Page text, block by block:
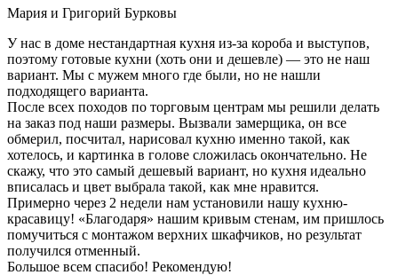
Мария и Григорий Бурковы
У нас в доме нестандартная кухня из-за короба и выступов,
поэтому готовые кухни (хоть они и дешевле) — это не наш
вариант. Мы с мужем много где были, но не нашли
подходящего варианта.
После всех походов по торговым центрам мы решили делать
на заказ под наши размеры. Вызвали замерщика, он все
обмерил, посчитал, нарисовал кухню именно такой, как
хотелось, и картинка в голове сложилась окончательно. Не
скажу, что это самый дешевый вариант, но кухня идеально
вписалась и цвет выбрала такой, как мне нравится.
Примерно через 2 недели нам установили нашу кухню-
красавицу! «Благодаря» нашим кривым стенам, им пришлось
помучиться с монтажом верхних шкафчиков, но результат
получился отменный.
Большое всем спасибо! Рекомендую!